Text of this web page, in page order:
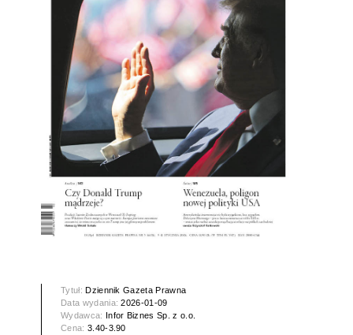
Tytuł: Dziennik Gazeta Prawna
Data wydania:2026-01-09
Wydawca:
Infor Biznes Sp. z o.o.
Cena: 3.40-3.90